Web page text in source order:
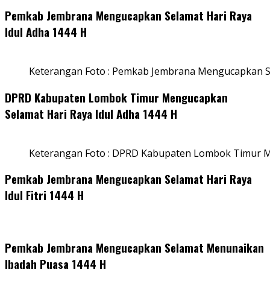
Pemkab Jembrana Mengucapkan Selamat Hari Raya
Idul Adha 1444 H
Keterangan Foto : Pemkab Jembrana Mengucapkan
DPRD Kabupaten Lombok Timur Mengucapkan
Selamat Hari Raya Idul Adha 1444 H
Keterangan Foto : DPRD Kabupaten Lombok Timur
Pemkab Jembrana Mengucapkan Selamat Hari Raya
Idul Fitri 1444 H
Pemkab Jembrana Mengucapkan Selamat Menunaikan
Ibadah Puasa 1444 H